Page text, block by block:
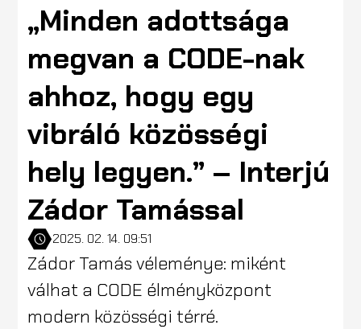
„Minden adottsága
megvan a CODE-nak
ahhoz, hogy egy
vibráló közösségi
hely legyen.” – Interjú
Zádor Tamással
2025. 02. 14. 09:51
Zádor Tamás véleménye: miként
válhat a CODE élményközpont
modern közösségi térré.